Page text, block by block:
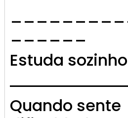
______
Estuda
Quando sente